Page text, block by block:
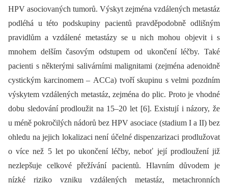
HPV asociovaných tumorů. Výskyt zejména vzdálených metastáz
podléhá u této podskupiny pacientů pravděpodobně odlišným
pravidlům a vzdálené metastázy se u nich mohou objevit i s
mnohem delším časovým odstupem od ukončení léčby. Také
pacienti s ně­kte­rými salivárními malignitami (zejména adenoidně
cystickým karcinomem –⁠ ACCa) tvoří skupinu s velmi pozdním
výskytem vzdálených metastáz, zejména do plic. Proto je vhodné
dobu sledování prodloužit na 15–20 let [6]. Existují i názory, že
u méně pokročilých nádorů bez HPV asociace (stadium I a II) bez
ohledu na jejich lokalizaci není účelné dispenzarizaci prodlužovat
o více než 5 let po ukončení léčby, neboť její prodloužení již
nezlepšuje celkové přežívání pacientů. Hlavním důvodem je
nízké riziko vzniku vzdálených metastáz, metachronních